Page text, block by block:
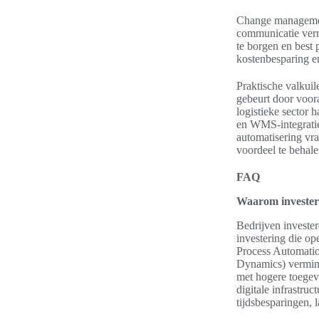
Change
communicatie
te borgen en best
kostenbesparing
Praktische
gebeurt door
logistieke sector
en WMS-
automatisering
voordeel te
FAQ
Waarom
Bedrijven
investering die
Process
Dynamics)
met hogere
digitale
tijdsbesparingen,